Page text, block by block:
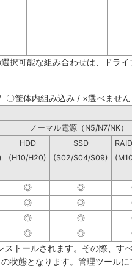
択可能な組み合わせは、ドラ
筐体内組み込み / ×選べません
ノーマル電源（N5/
HDD SSD
(H10/H20) (S02/S04/S09)
◎ ◎
◎ ◎
◎ ◎
◎ ◎
トールされます。その際、す
状態となります。管理ツール